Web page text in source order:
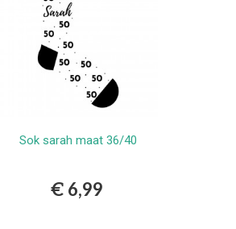
Bestellen
Sok sarah maat 36/40
€ 6,99